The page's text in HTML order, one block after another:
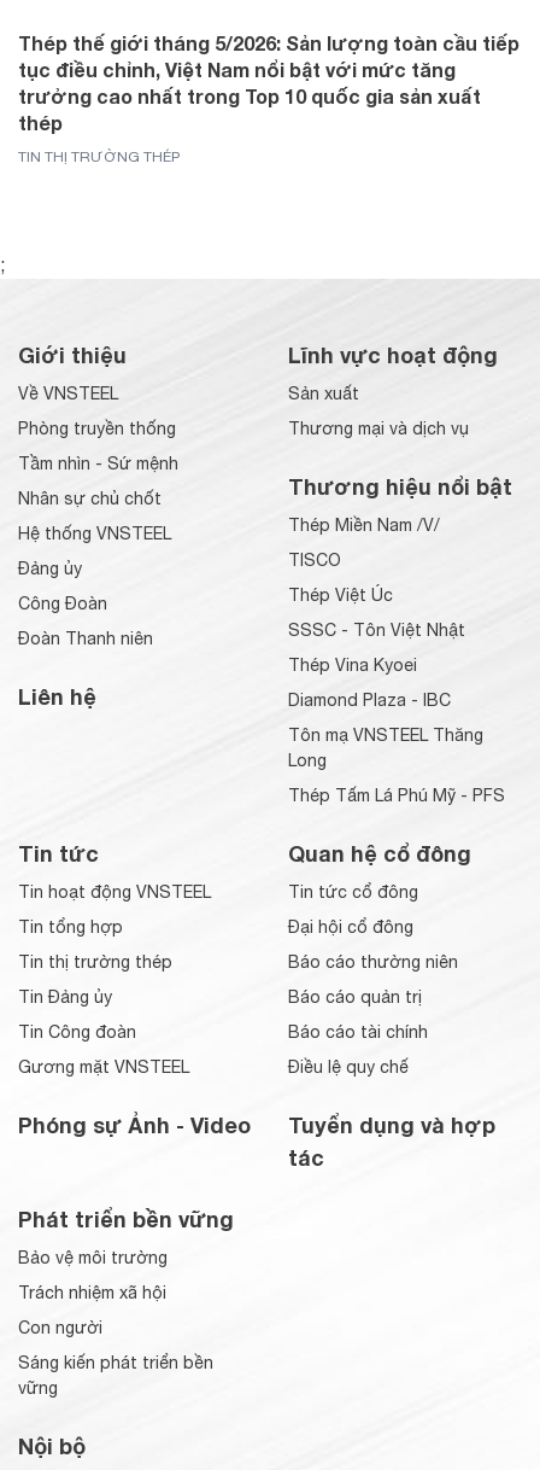
Thép thế giới tháng 5/2026: Sản lượng toàn cầu tiếp
tục điều chỉnh, Việt Nam nổi bật với mức tăng
trưởng cao nhất trong Top 10 quốc gia sản xuất
thép
TIN THỊ TRƯỜNG THÉP
;
Giới thiệu
Về VNSTEEL
Phòng truyền thống
Tầm nhìn - Sứ mệnh
Nhân sự chủ chốt
Hệ thống VNSTEEL
Đảng ủy
Công Đoàn
Đoàn Thanh niên
Liên hệ
Lĩnh vực hoạt động
Sản xuất
Thương mại và dịch vụ
Thương hiệu nổi bật
Thép Miền Nam /V/
TISCO
Thép Việt Úc
SSSC - Tôn Việt Nhật
Thép Vina Kyoei
Diamond Plaza - IBC
Tôn mạ VNSTEEL Thăng
Long
Thép Tấm Lá Phú Mỹ - PFS
Tin tức
Tin hoạt động VNSTEEL
Tin tổng hợp
Tin thị trường thép
Tin Đảng ủy
Tin Công đoàn
Gương mặt VNSTEEL
Phóng sự Ảnh - Video
Quan hệ cổ đông
Tin tức cổ đông
Đại hội cổ đông
Báo cáo thường niên
Báo cáo quản trị
Báo cáo tài chính
Điều lệ quy chế
Tuyển dụng và hợp
tác
Phát triển bền vững
Bảo vệ môi trường
Trách nhiệm xã hội
Con người
Sáng kiến phát triển bền
vững
Nội bộ